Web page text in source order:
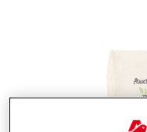
d'aide